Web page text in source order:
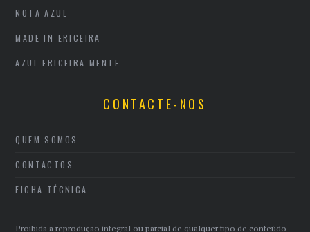
NOTA AZUL
MADE IN ERICEIRA
AZUL ERICEIRA MENTE
CONTACTE-NOS
QUEM SOMOS
CONTACTOS
FICHA TÉCNICA
Proibida a reprodução integral ou parcial de qualquer tipo de conteúdo